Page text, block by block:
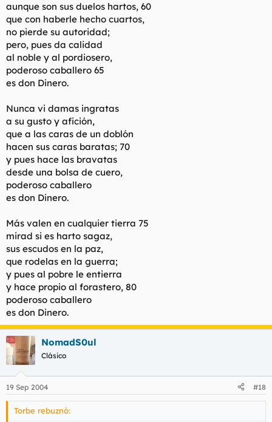
aunque son sus duelos hartos, 60
que con haberle hecho cuartos,
no pierde su autoridad;
pero, pues da calidad
al noble y al pordiosero,
poderoso caballero 65
es don Dinero.
Nunca vi damas ingratas
a su gusto y afición,
que a las caras de un doblón
hacen sus caras baratas; 70
y pues hace las bravatas
desde una bolsa de cuero,
poderoso caballero
es don Dinero.
Más valen en cualquier tierra 75
mirad si es harto sagaz,
sus escudos en la paz,
que rodelas en la guerra;
y pues al pobre le entierra
y hace propio al forastero, 80
poderoso caballero
es don Dinero.
NomadS0ul
Clásico
19 Sep 2004 #18
Torbe rebuznó: